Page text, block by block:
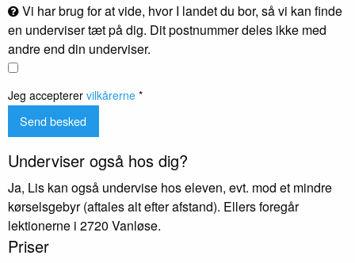
Vi har brug for at vide, hvor I landet du bor, så vi kan finde
en underviser tæt på dig. Dit postnummer deles ikke med
andre end din underviser.
Jeg accepterer vilkårerne *
Underviser også hos dig?
Ja, Lis kan også undervise hos eleven, evt. mod et mindre
kørselsgebyr (aftales alt efter afstand). Ellers foregår
lektionerne i 2720 Vanløse.
Priser